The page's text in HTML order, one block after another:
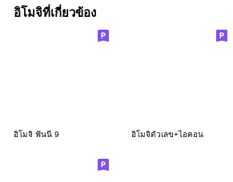
อิโมจิที่เกี่ยวข้อง
อิโมจิ ฟันนี่ 9 อิโมจิตัวเลข+ไอคอน